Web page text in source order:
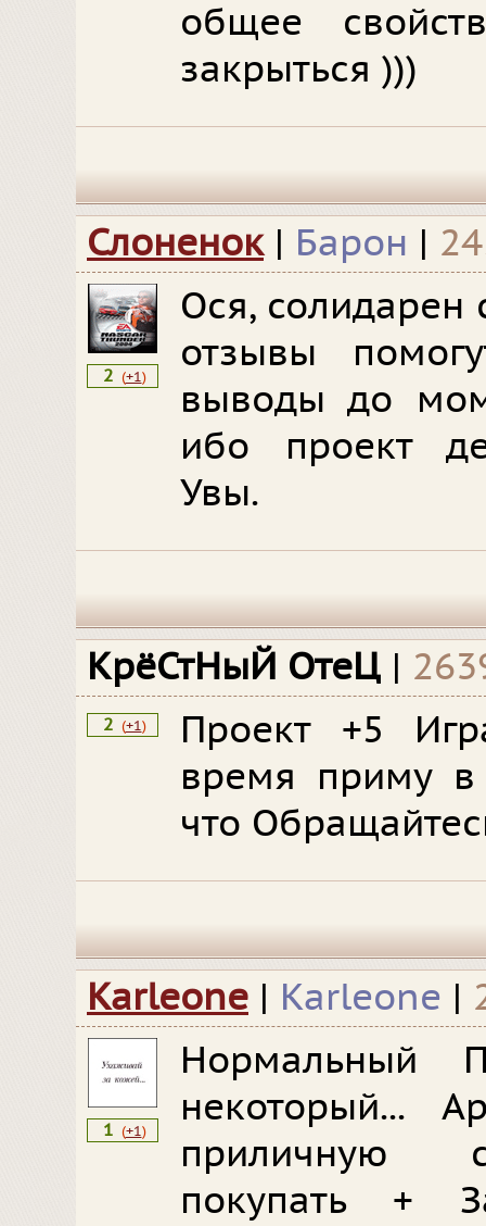
общее
закрыться )))
Слоненок | Барон |
2 (+1)
Ося,
отзывы
выводы до
ибо проект
Увы.
КрёСтНыЙ ОтеЦ |
2 (+1)
Проект +5
время приму
что
Karleone | Karleone |
1 (+1)
Нормальный
некоторый...
приличную
покупать +